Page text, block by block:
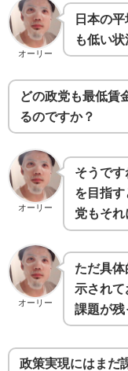
オーリー
日本の
も低い状
どの政党も最低賃
るのですか？
オーリー
そうで
を目指
党もそれ
オーリー
ただ具
示され
課題が残
政策実現にはまだ